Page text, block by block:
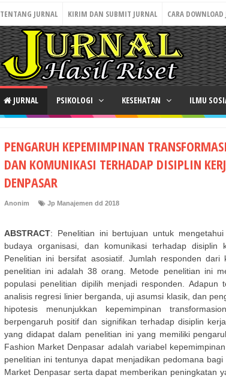
TENTANG JURNAL KIRIM DAN SUBMIT JURNAL CARA DOWNLOAD
JURNAL PSIKOLOGI KESEHATAN ILMU
PENGARUH KEPEMIMPINAN
DAN KOMUNIKASI TERHADAP DISIPLIN
DENPASAR
Anonim Jp Manajemen dd 2018
ABSTRACT: Penelitian ini bertujuan untuk
budaya organisasi, dan komunikasi terhadap disiplin
Penelitian ini bersifat asosiatif. Jumlah responden
penelitian ini adalah 38 orang. Metode penelitian ini
populasi penelitian dipilih menjadi responden.
analisis regresi linier berganda, uji asumsi klasik, dan
hipotesis menunjukkan kepemimpinan
berpengaruh positif dan signifikan terhadap disiplin
yang didapat dalam penelitian ini yang memiliki
Fashion Market Denpasar adalah variabel
penelitian ini tentunya dapat menjadikan pedomana
Market Denpasar serta dapat memberikan peningkatan